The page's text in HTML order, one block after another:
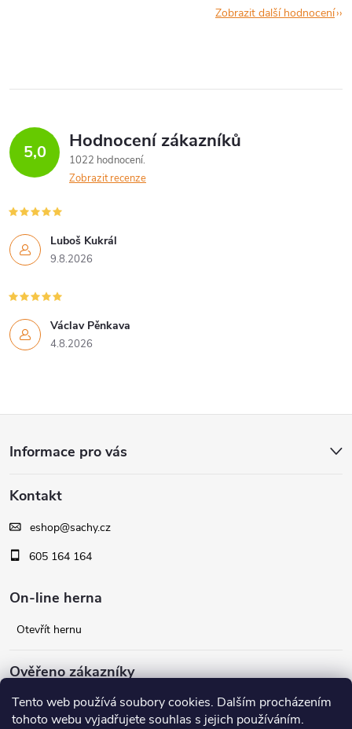
Tento web používá soubory cookies. Dalším procházením
tohoto webu vyjadřujete souhlas s jejich používáním.
Zobrazit další hodnocení
5,0 Hodnocení zákazníků
1022 hodnocení
Zobrazit recenze
Luboš Kukrál
9.8.2026
Václav Pěnkava
4.8.2026
p
a
Informace pro vás
Kontakt
eshop@sachy.cz
605 164 164
On-line herna
Otevřít hernu
Ověřeno zákazníky
Facebook